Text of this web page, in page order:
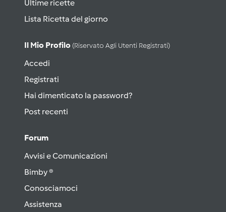
Ultime ricette
Lista Ricetta del giorno
Il Mio Profilo (riservato Agli Utenti Registrati)
Accedi
Registrati
Hai dimenticato la password?
Post recenti
Forum
Avvisi e Comunicazioni
Bimby ®
Conosciamoci
Assistenza